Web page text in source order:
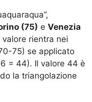
(75) e Venezia
rientra nei
75) se applicato
= 44). Il valore 44 è
la triangolazione